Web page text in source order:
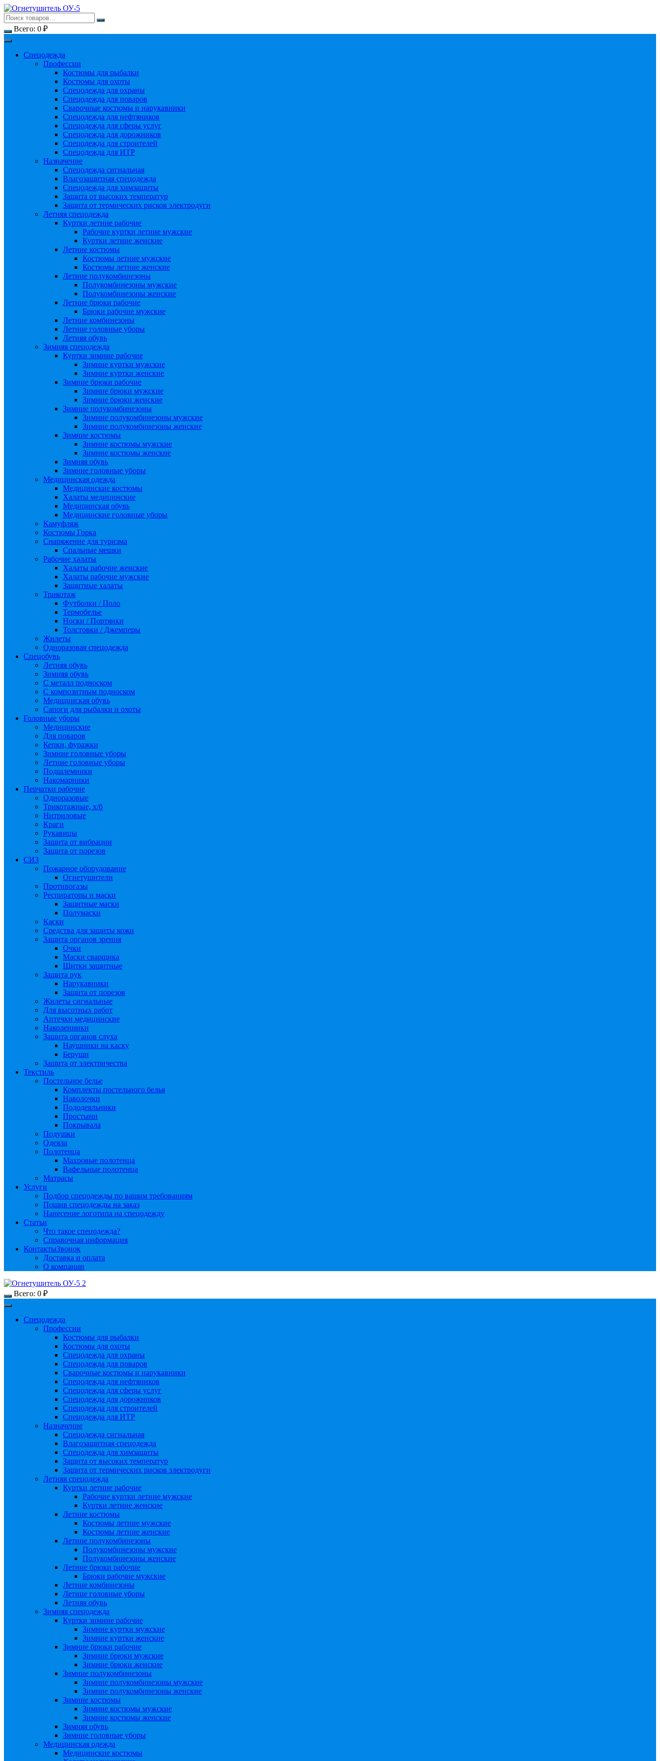
Перейти
к
содержимому
Всего: 0 ₽
Спецодежда
Профессии
Костюмы для рыбалки
Костюмы для охоты
Спецодежда для охраны
Спецодежда для поваров
Сварочные костюмы и нарукавники
Спецодежда для нефтяников
Спецодежда для сферы услуг
Спецодежда для дорожников
Спецодежда для строителей
Спецодежда для ИТР
Назначение
Спецодежда сигнальная
Влагозащитная спецодежда
Спецодежда для химзащиты
Защита от высоких температур
Защита от термических рисков электродуги
Летняя спецодежда
Куртки летние рабочие
Рабочие куртки летние мужские
Куртки летние женские
Летние костюмы
Костюмы летние мужские
Костюмы летние женские
Летние полукомбинезоны
Полукомбинезоны мужские
Полукомбинезоны женские
Летние брюки рабочие
Брюки рабочие мужские
Летние комбинезоны
Летние головные уборы
Летняя обувь
Зимняя спецодежда
Куртки зимние рабочие
Зимние куртки мужские
Зимние куртки женские
Зимние брюки рабочие
Зимние брюки мужские
Зимние брюки женские
Зимние полукомбинезоны
Зимние полукомбинезоны мужские
Зимние полукомбинезоны женские
Зимние костюмы
Зимние костюмы мужские
Зимние костюмы женские
Зимняя обувь
Зимние головные уборы
Медицинская одежда
Медицинские костюмы
Халаты медицинские
Медицинская обувь
Медицинские головные уборы
Камуфляж
Костюмы Горка
Снаряжение для туризма
Спальные мешки
Рабочие халаты
Халаты рабочие женские
Халаты рабочие мужские
Защитные халаты
Трикотаж
Футболки / Поло
Термобелье
Носки / Портянки
Толстовки / Джемперы
Жилеты
Одноразовая спецодежда
Спецобувь
Летняя обувь
Зимняя обувь
С металл подноском
С композитным подноском
Медицинская обувь
Сапоги для рыбалки и охоты
Головные уборы
Медицинские
Для поваров
Кепки, фуражки
Зимние головные уборы
Летние головные уборы
Подшлемники
Накомарники
Перчатки рабочие
Одноразовые
Трикотажные, х/б
Нитриловые
Краги
Рукавицы
Защита от вибрации
Защита от порезов
СИЗ
Пожарное оборудование
Огнетушители
Противогазы
Респираторы и маски
Защитные маски
Полумаски
Каски
Средства для защиты кожи
Защита органов зрения
Очки
Маски сварщика
Щитки защитные
Защита рук
Нарукавники
Защита от порезов
Жилеты сигнальные
Для высотных работ
Аптечки медицинские
Наколенники
Защита органов слуха
Наушники на каску
Беруши
Защита от электричества
Текстиль
Постельное белье
Комплекты постельного белья
Наволочки
Пододеяльники
Простыни
Покрывала
Подушки
Одеяла
Полотенца
Махровые полотенца
Вафельные полотенца
Матрасы
Услуги
Подбор спецодежды по вашим требованиям
Пошив спецодежды на заказ
Нанесение логотипа на спецодежду
Статьи
Что такое спецодежда?
Справочная информация
КонтактыЗвонок
Доставка и оплата
О компании
Всего: 0 ₽
Спецодежда
Профессии
Костюмы для рыбалки
Костюмы для охоты
Спецодежда для охраны
Спецодежда для поваров
Сварочные костюмы и нарукавники
Спецодежда для нефтяников
Спецодежда для сферы услуг
Спецодежда для дорожников
Спецодежда для строителей
Спецодежда для ИТР
Назначение
Спецодежда сигнальная
Влагозащитная спецодежда
Спецодежда для химзащиты
Защита от высоких температур
Защита от термических рисков электродуги
Летняя спецодежда
Куртки летние рабочие
Рабочие куртки летние мужские
Куртки летние женские
Летние костюмы
Костюмы летние мужские
Костюмы летние женские
Летние полукомбинезоны
Полукомбинезоны мужские
Полукомбинезоны женские
Летние брюки рабочие
Брюки рабочие мужские
Летние комбинезоны
Летние головные уборы
Летняя обувь
Зимняя спецодежда
Куртки зимние рабочие
Зимние куртки мужские
Зимние куртки женские
Зимние брюки рабочие
Зимние брюки мужские
Зимние брюки женские
Зимние полукомбинезоны
Зимние полукомбинезоны мужские
Зимние полукомбинезоны женские
Зимние костюмы
Зимние костюмы мужские
Зимние костюмы женские
Зимняя обувь
Зимние головные уборы
Медицинская одежда
Медицинские костюмы